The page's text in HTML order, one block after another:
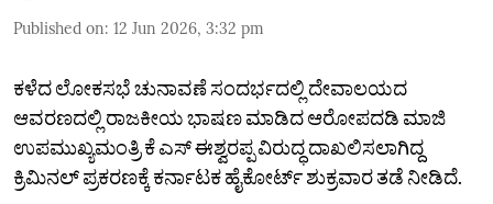
Published on: 12 Jun 2026, 3:32 pm
ಕಳೆದ ಲೋಕಸಭೆ ಚುನಾವಣೆ ಸಂದರ್ಭದಲ್ಲಿ ದೇವಾಲಯದ
ಆವರಣದಲ್ಲಿ ರಾಜಕೀಯ ಭಾಷಣ ಮಾಡಿದ ಆರೋಪದಡಿ ಮಾಜಿ
ಉಪಮುಖ್ಯಮಂತ್ರಿ ಕೆ ಎಸ್ ಈಶ್ವರಪ್ಪ ವಿರುದ್ಧ ದಾಖಲಿಸಲಾಗಿದ್ದ
ಕ್ರಿಮಿನಲ್‌ ಪ್ರಕರಣಕ್ಕೆ ಕರ್ನಾಟಕ ಹೈಕೋರ್ಟ್ ಶುಕ್ರವಾರ ತಡೆ ನೀಡಿದೆ.